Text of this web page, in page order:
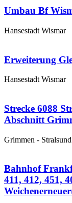
Umbau Bf
Hansestadt Wismar
Erweiterung
Hansestadt Wismar
Strecke 6088
Abschnitt
Grimmen -
Bahnhof
411, 412, 451,